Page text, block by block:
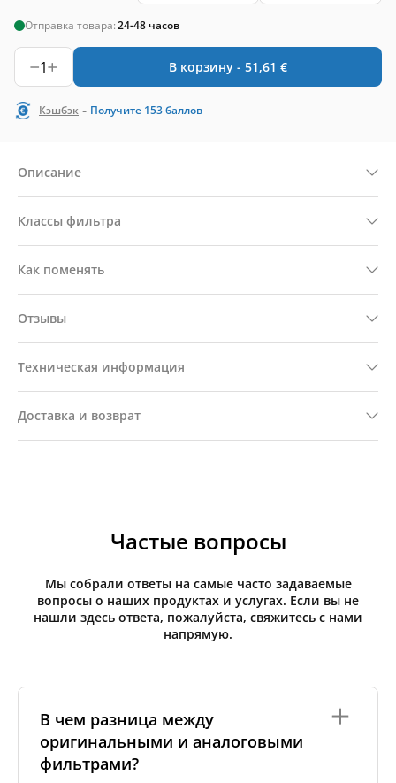
Отправка товара:24-48 часов
1 В корзину - 51,61 €
Кэшбэк - Получите 153баллов
Описание
Классы фильтра
Как поменять
Отзывы
Техническая информация
Доставка и возврат
Частые вопросы
Мы собрали ответы на самые часто задаваемые
вопросы о наших продуктах и услугах. Если вы не
нашли здесь ответа, пожалуйста, свяжитесь с нами
напрямую.
В чем разница между
оригинальными и аналоговыми
фильтрами?